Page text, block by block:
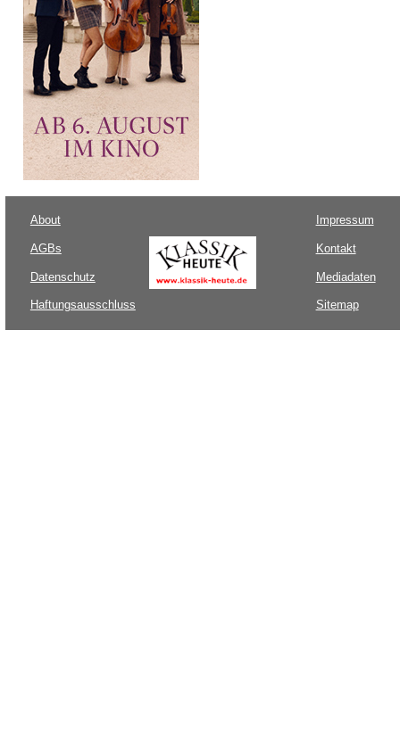
About
AGBs
Datenschutz
Haftungsausschluss
Impressum
Kontakt
Mediadaten
Sitemap